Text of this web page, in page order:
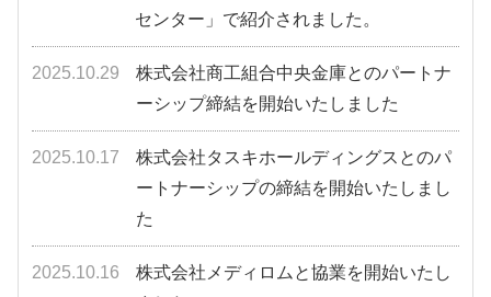
センター」で紹介されました。
2025.10.29
株式会社商工組合中央金庫とのパートナ
ーシップ締結を開始いたしました
2025.10.17
株式会社タスキホールディングスとのパ
ートナーシップの締結を開始いたしまし
た
2025.10.16
株式会社メディロムと協業を開始いたし